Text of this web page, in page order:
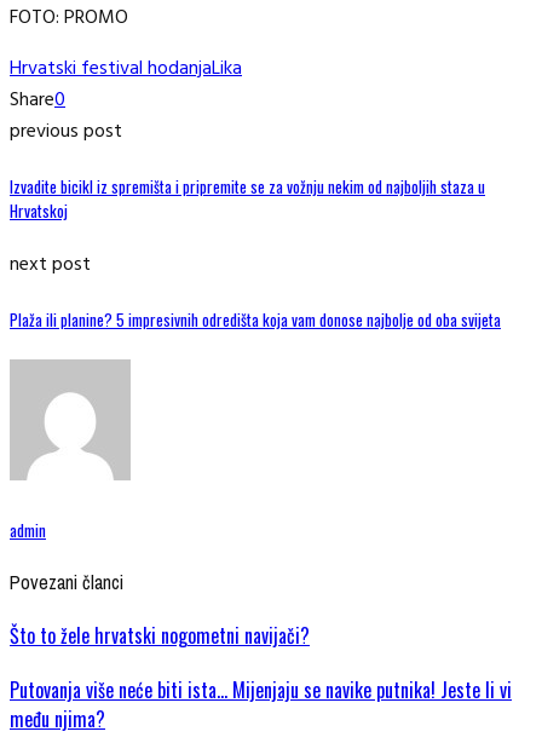
FOTO: PROMO
Hrvatski festival hodanjaLika
Share0
previous post
Izvadite bicikl iz spremišta i pripremite se za vožnju nekim od najboljih staza u
Hrvatskoj
next post
Plaža ili planine? 5 impresivnih odredišta koja vam donose najbolje od oba svijeta
admin
Povezani članci
Što to žele hrvatski nogometni navijači?
Putovanja više neće biti ista… Mijenjaju se navike putnika! Jeste li vi
među njima?